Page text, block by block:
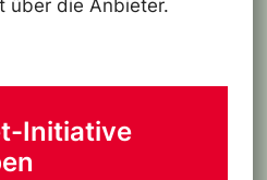
über die Anbieter.
Initiative